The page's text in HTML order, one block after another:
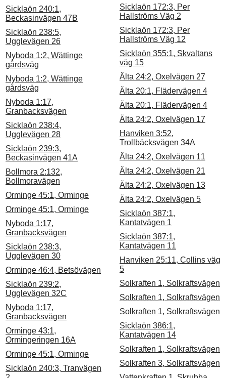
Sicklaön 240:1,
Beckasinvägen 47B
Sicklaön 238:5,
Ugglevägen 26
Nyboda 1:2, Wättinge
gårdsväg
Nyboda 1:2, Wättinge
gårdsväg
Nyboda 1:17,
Granbacksvägen
Sicklaön 238:4,
Ugglevägen 28
Sicklaön 239:3,
Beckasinvägen 41A
Bollmora 2:132,
Bollmoravägen
Orminge 45:1, Orminge
Orminge 45:1, Orminge
Nyboda 1:17,
Granbacksvägen
Sicklaön 238:3,
Ugglevägen 30
Orminge 46:4, Betsövägen
Sicklaön 239:2,
Ugglevägen 32C
Nyboda 1:17,
Granbacksvägen
Orminge 43:1,
Ormingeringen 16A
Orminge 45:1, Orminge
Sicklaön 240:3, Tranvägen
Sicklaön 172:3, Per
Hallströms Väg 2
Sicklaön 172:3, Per
Hallströms Väg 12
Sicklaön 355:1, Skvaltans
väg 15
Älta 24:2, Oxelvägen 27
Älta 20:1, Flädervägen 4
Älta 20:1, Flädervägen 4
Älta 24:2, Oxelvägen 17
Hanviken 3:52,
Trollbäcksvägen 34A
Älta 24:2, Oxelvägen 11
Älta 24:2, Oxelvägen 21
Älta 24:2, Oxelvägen 13
Älta 24:2, Oxelvägen 5
Sicklaön 387:1,
Kantatvägen 1
Sicklaön 387:1,
Kantatvägen 11
Hanviken 25:11, Collins väg
5
Solkraften 1, Solkraftsvägen
Solkraften 1, Solkraftsvägen
Solkraften 1, Solkraftsvägen
Sicklaön 386:1,
Kantatvägen 14
Solkraften 1, Solkraftsvägen
Solkraften 3, Solkraftsvägen